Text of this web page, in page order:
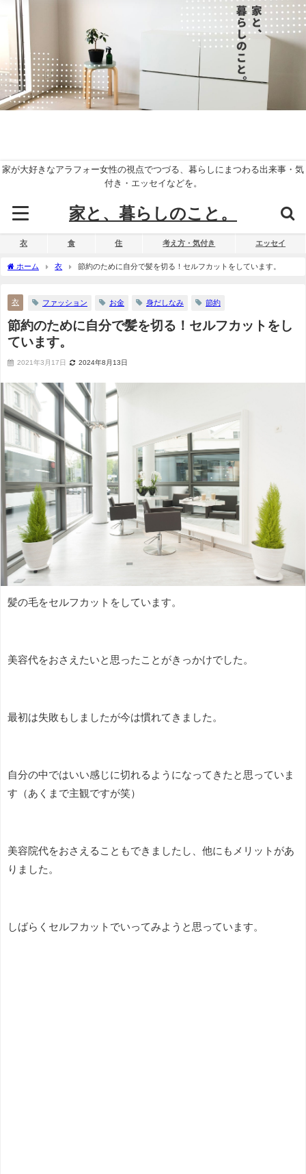
家が大好きなアラフォー女性の視点でつづる、暮らしにまつわる出来事・気
付き・エッセイなどを。
家と、暮らしのこと。
衣 食 住 考え方・気付き エッセイ
ホーム 衣 節約のために自分で髪を切る！セルフカットをしています。
衣 ファッション お金 身だしなみ 節約
節約のために自分で髪を切る！セルフカットをし
ています。
2021年3月17日 2024年8月13日
髪の毛をセルフカットをしています。
美容代をおさえたいと思ったことがきっかけでした。
最初は失敗もしましたが今は慣れてきました。
自分の中ではいい感じに切れるようになってきたと思っていま
す（あくまで主観ですが笑）
美容院代をおさえることもできましたし、他にもメリットがあ
りました。
しばらくセルフカットでいってみようと思っています。